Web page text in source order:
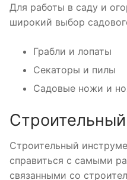
Для работы в саду и
широкий выбор
Грабли и лопаты
Секаторы и пилы
Садовые ножи и
Строительный
справиться с самыми
связанными со